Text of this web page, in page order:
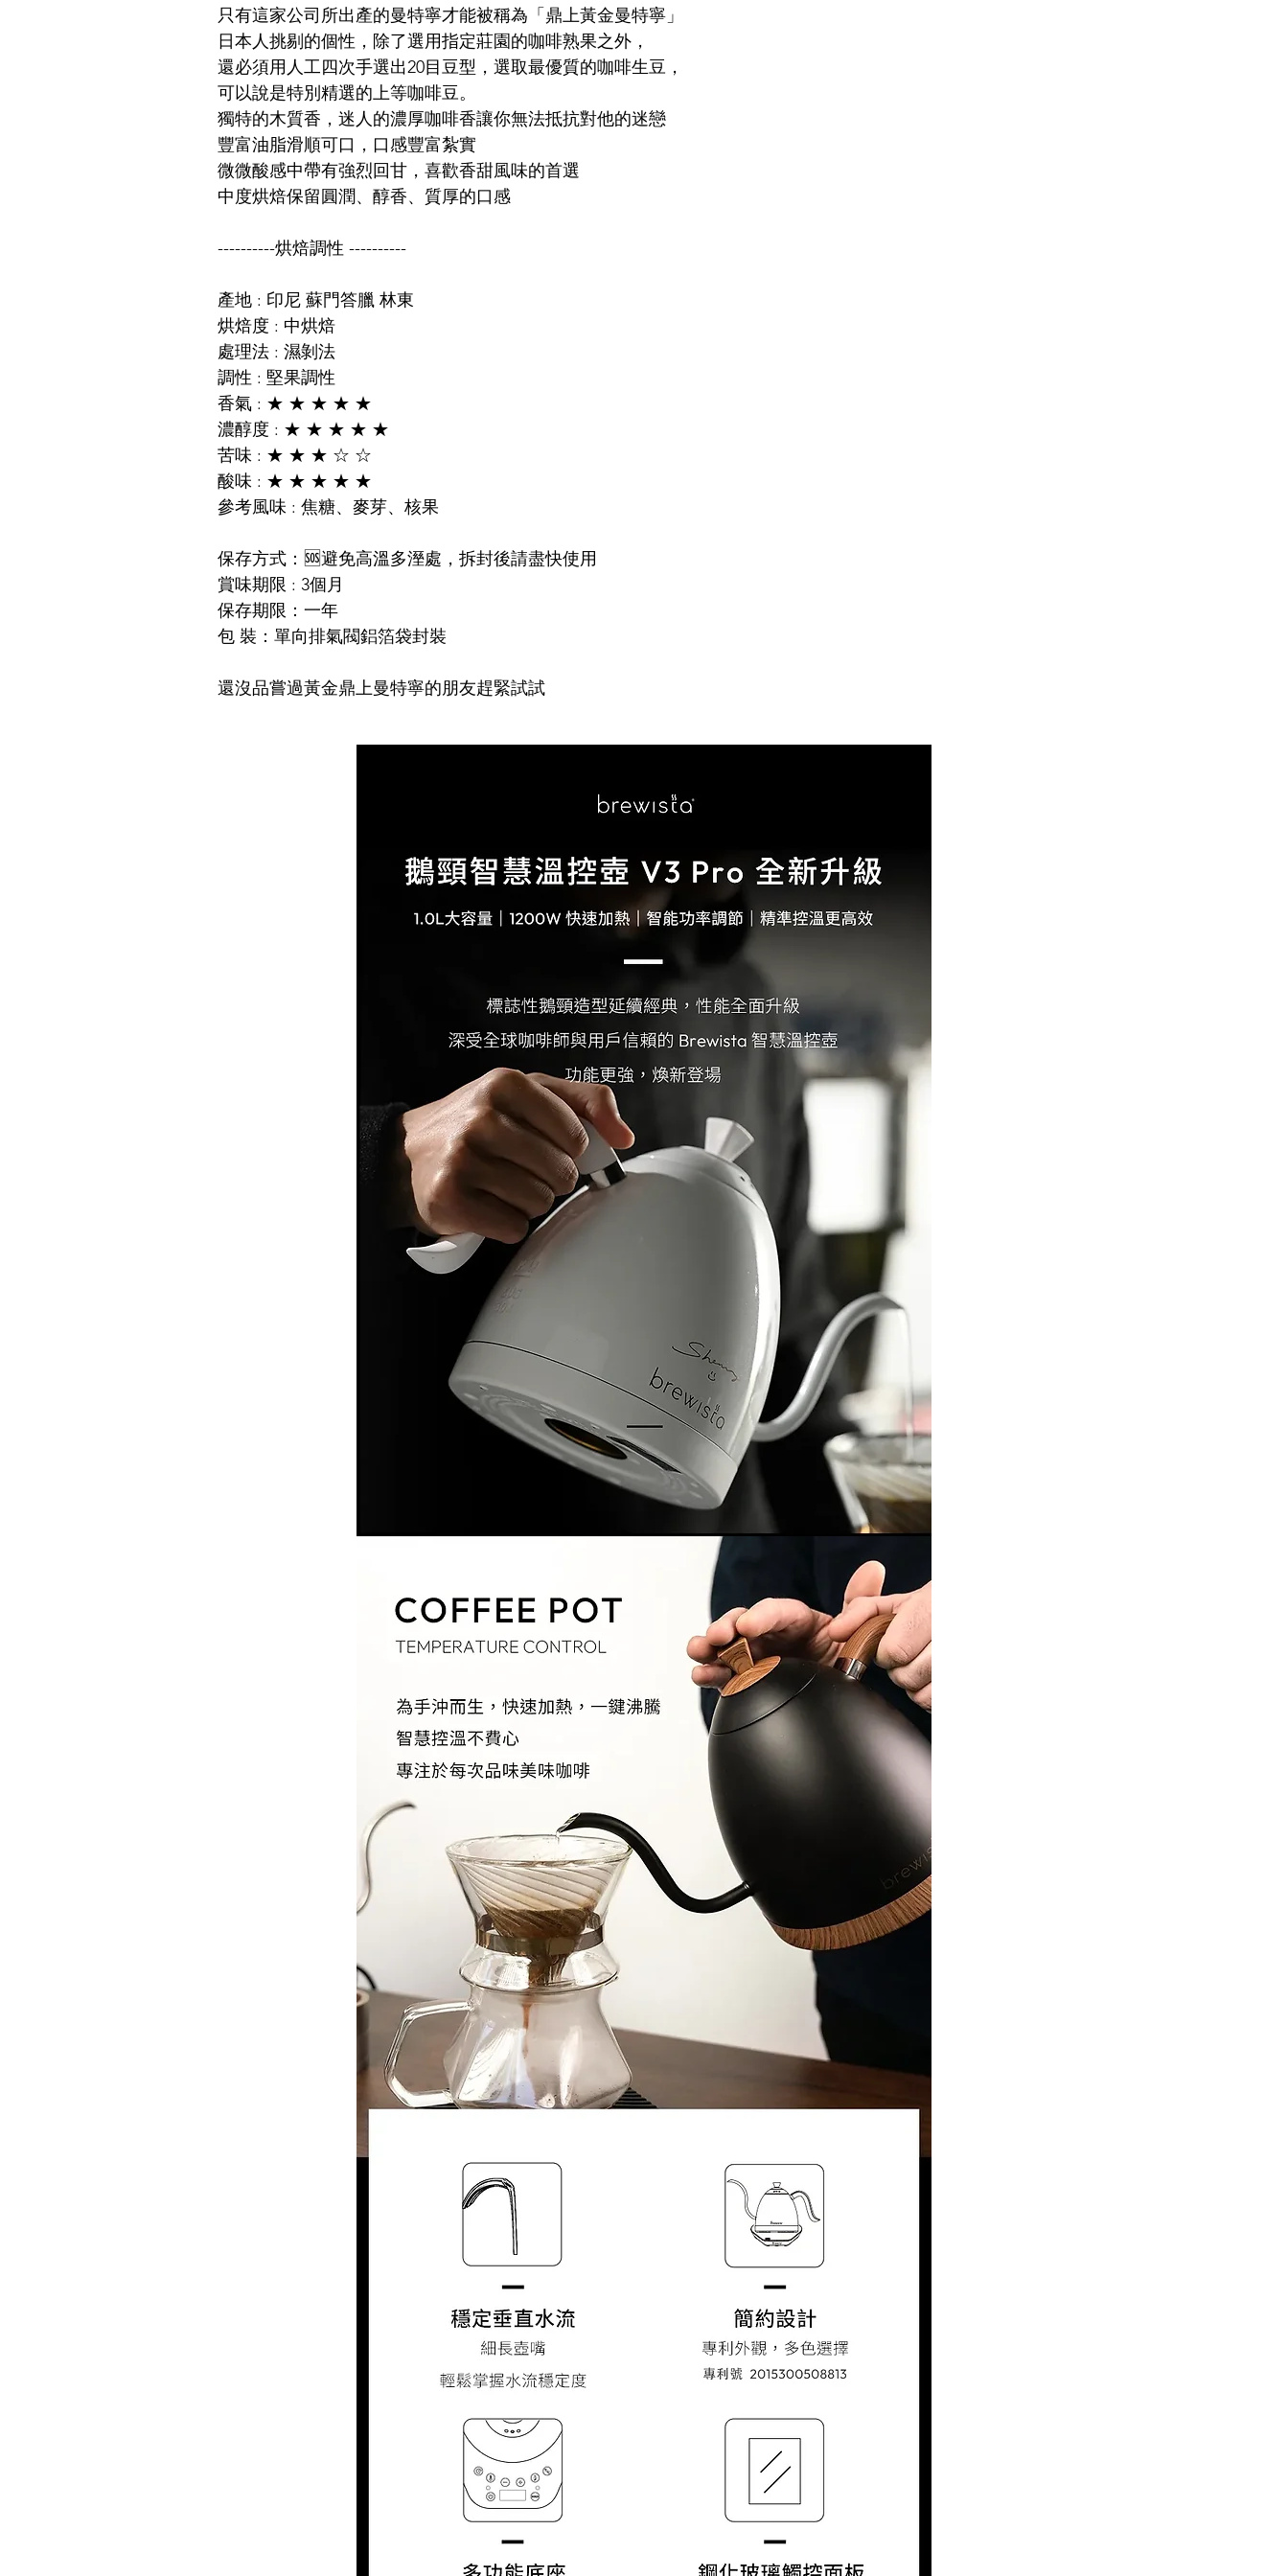
只有這家公司所出產的曼特寧才能被稱為「鼎上黃金曼特寧」
日本人挑剔的個性，除了選用指定莊園的咖啡熟果之外，
還必須用人工四次手選出20目豆型，選取最優質的咖啡生豆，
可以說是特別精選的上等咖啡豆。
獨特的木質香，迷人的濃厚咖啡香讓你無法抵抗對他的迷戀
豐富油脂滑順可口，口感豐富紮實
微微酸感中帶有強烈回甘，喜歡香甜風味的首選
中度烘焙保留圓潤、醇香、質厚的口感
----------烘焙調性 ----------
產地 : 印尼 蘇門答臘 林東
烘焙度 : 中烘焙
處理法 : 濕剝法
調性 : 堅果調性
香氣 : ★ ★ ★ ★ ★
濃醇度 : ★ ★ ★ ★ ★
苦味 : ★ ★ ★ ☆ ☆
酸味 : ★ ★ ★ ★ ★
參考風味 : 焦糖、麥芽、核果
保存方式：🆘避免高溫多溼處，拆封後請盡快使用
賞味期限 : 3個月
保存期限：一年
包 裝：單向排氣閥鋁箔袋封裝
還沒品嘗過黃金鼎上曼特寧的朋友趕緊試試